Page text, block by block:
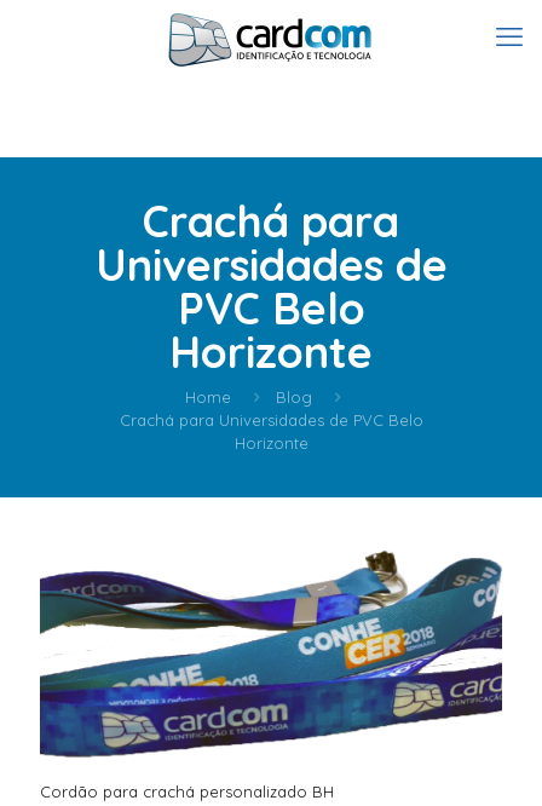
Crachá para
Universidades de
PVC Belo
Horizonte
Home
Blog
Crachá para Universidades de PVC Belo
Horizonte
Cordão para crachá personalizado BH